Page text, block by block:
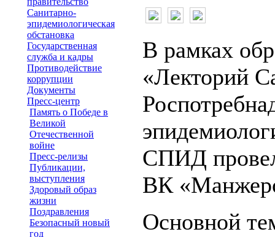
Санитарно-
эпидемиологическая
обстановка
Государственная
служба и кадры
Противодействие
коррупции
Документы
Пресс-центр
Память о Победе в
Великой
Отечественной
войне
Пресс-релизы
Публикации,
выступления
Здоровый образ
жизни
Поздравления
Безопасный новый
год
В рамках
«Лекторий
СПИД
ВК
Основной